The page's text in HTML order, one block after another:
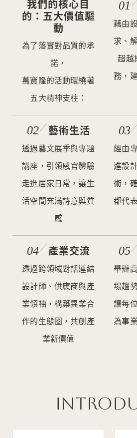
我們的核心目
的：五大價值驅
動
為了落實對品質的承
諾，
萬寶隆的活動環繞著
五大精神支柱：
藉由
求、
超越
務，
藝術生活
透過藝文展季與專題
講座，引領感官體驗
走進居家日常，讓生
活空間充滿詩意與質
感
經由
進設
術，
都代
產業交流
透過跨領域對話連結
設計師、供應商與產
業領袖，構築異業合
作的生態圈，共創產
業新價值
舉辦
場趨
讓每
為事